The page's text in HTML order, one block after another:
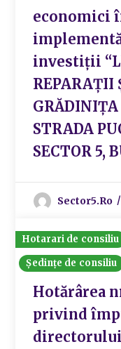
economici
investiţii
REPARAȚII
GRĂDINIȚA
STRADA
SECTOR 5,
Sector5.ro
Hotarari de consiliu
Ședințe de consiliu
Hotărârea
privind